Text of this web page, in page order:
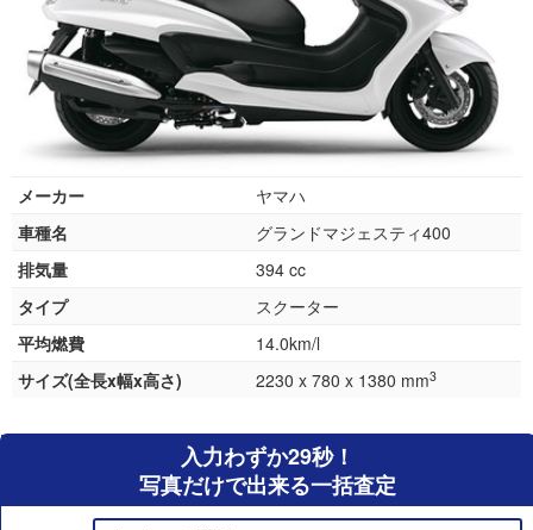
メーカー
ヤマハ
車種名
グランドマジェスティ400
排気量
394 cc
タイプ
スクーター
平均燃費
14.0km/l
サイズ(全長x幅x高さ)
2230 x 780 x 1380 mm3
入力わずか29秒！
写真だけで出来る一括査定